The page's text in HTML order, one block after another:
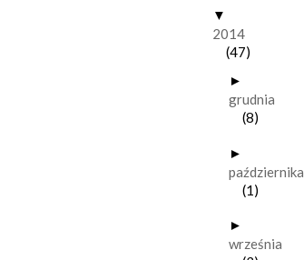
▼
2014
(47)
►
grudnia
(8)
►
października
(1)
►
września